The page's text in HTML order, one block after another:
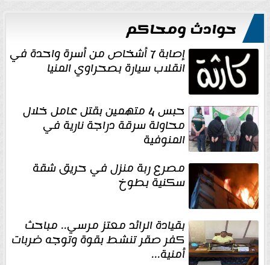
حوادث ومحاكم
إصابة 7 أشخاص من أسرة واحدة في
انقلاب سيارة بصحراوي المنيا
حبس 4 متهمين بقتل عامل خلال
محاولة سرقة دراجة نارية في
المنوفية
مصرع ربة منزل في حريق شقة
سكنية بطوخ
بقيادة الرائد معتز مرسي.. مباحث
كفر صقر تنشط بقوة وتوجه ضربات
أمنية...